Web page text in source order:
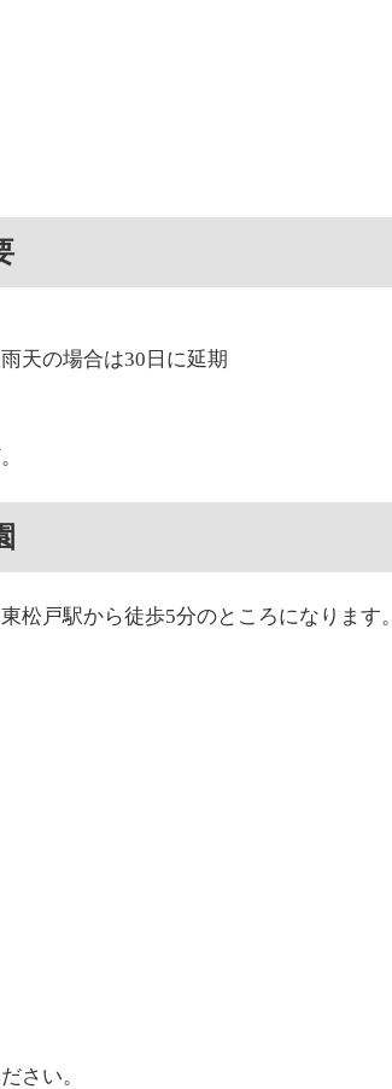
天の場合は30日に延期
松戸駅から徒歩5分のところになります。
さい。